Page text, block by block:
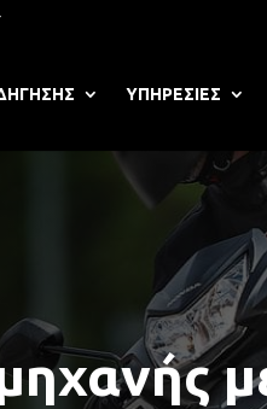
ΥΠΗΡΕΣΙΕΣ